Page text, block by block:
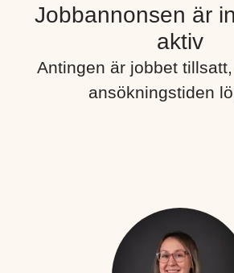
Jobbannonsen är
aktiv
Antingen är jobbet
ansökningstiden